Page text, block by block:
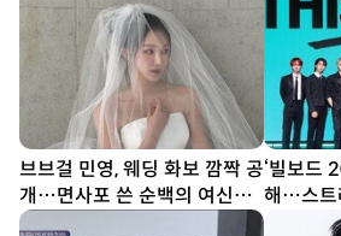
브브걸 민영, 웨딩 화보 깜짝 공
개…면사포 쓴 순백의 여신
[DA★]
‘빌보드
해…스트
선다할